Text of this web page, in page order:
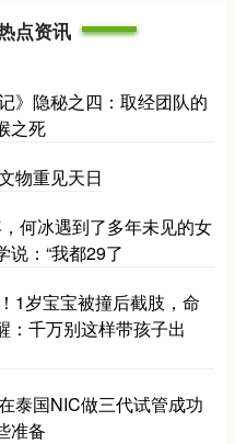
点资讯
》隐秘之四：取经团队的
之死
物重见天日
何冰遇到了多年未见的女
说：“我都29了
1岁宝宝被撞后截肢，命
千万别这样带孩子出
泰国NIC做三代试管成功
准备